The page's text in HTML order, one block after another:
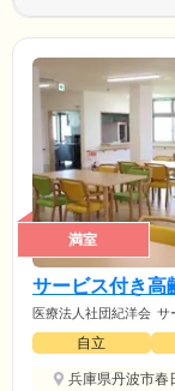
満室
サービス付き高
医療法人社団紀洋会 サ
自立
兵庫県丹波市春